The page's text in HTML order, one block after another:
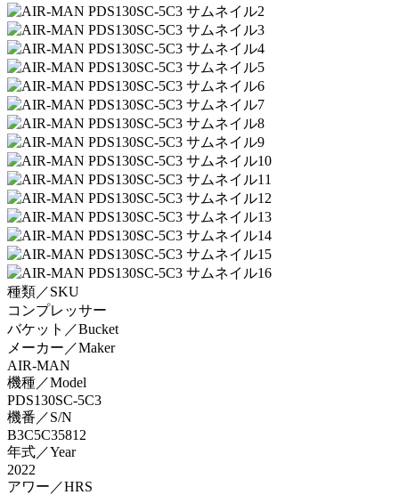
種類／SKU
コンプレッサー
バケット／Bucket
メーカー／Maker
AIR-MAN
機種／Model
PDS130SC-5C3
機番／S/N
B3C5C35812
年式／Year
2022
アワー／HRS